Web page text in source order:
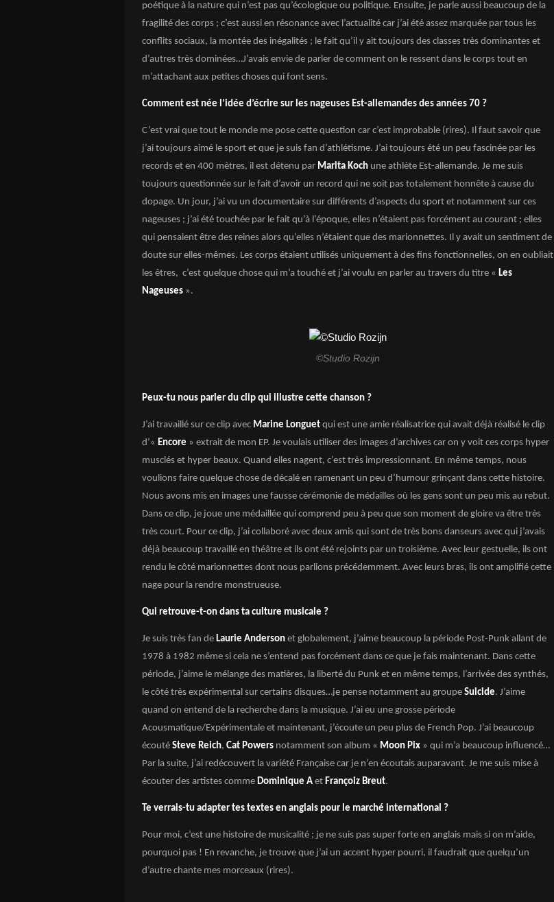
poétique à la nature qui n’est pas qu’écologique ou politique. Ensuite, je parle aussi beaucoup de la
fragilité des corps ; c’est aussi en résonance avec l’actualité car j’ai été assez marquée par tous les
conflits sociaux, la montée des inégalités ; le fait qu’il y ait toujours des classes très dominantes et
d’autres très dominées…J’avais envie de parler de comment on le ressent dans le corps tout en
m’attachant aux petites choses qui font sens.
Comment est née l’idée d’écrire sur les nageuses Est-allemandes des années 70 ?
C’est vrai que tout le monde me pose cette question car c’est improbable (rires). Il faut savoir que
j’ai toujours aimé le sport et que je suis fan d’athlétisme. J’ai toujours été un peu fascinée par les
records et en 400 mètres, il est détenu par Marita Koch une athlète Est-allemande. Je me suis
toujours questionnée sur le fait d’avoir un record qui ne soit pas totalement honnête à cause du
dopage. Un jour, j’ai vu un documentaire sur différents d’aspects du sport et notamment sur ces
nageuses ; j’ai été touchée par le fait qu’à l’époque, elles n’étaient pas forcément au courant ; elles
qui pensaient être des reines alors qu’elles n’étaient que des marionnettes. Il y avait un sentiment de
doute sur elles-mêmes. Les corps étaient utilisés uniquement à des fins fonctionnelles, on en oubliait
les êtres, c’est quelque chose qui m’a touché et j’ai voulu en parler au travers du titre « Les
Nageuses ».
©Studio Rozijn
Peux-tu nous parler du clip qui illustre cette chanson ?
J’ai travaillé sur ce clip avec Marine Longuet qui est une amie réalisatrice qui avait déjà réalisé le clip
d’« Encore » extrait de mon EP. Je voulais utiliser des images d’archives car on y voit ces corps hyper
musclés et hyper beaux. Quand elles nagent, c’est très impressionnant. En même temps, nous
voulions faire quelque chose de décalé en ramenant un peu d’humour grinçant dans cette histoire.
Nous avons mis en images une fausse cérémonie de médailles où les gens sont un peu mis au rebut.
Dans ce clip, je joue une médaillée qui comprend peu à peu que son moment de gloire va être très
très court. Pour ce clip, j’ai collaboré avec deux amis qui sont de très bons danseurs avec qui j’avais
déjà beaucoup travaillé en théâtre et ils ont été rejoints par un troisième. Avec leur gestuelle, ils ont
rendu le côté marionnettes dont nous parlions précédemment. Avec leurs bras, ils ont amplifié cette
nage pour la rendre monstrueuse.
Qui retrouve-t-on dans ta culture musicale ?
Je suis très fan de Laurie Anderson et globalement, j’aime beaucoup la période Post-Punk allant de
1978 à 1982 même si cela ne s’entend pas forcément dans ce que je fais maintenant. Dans cette
période, j’aime le mélange des matières, la liberté du Punk et en même temps, l’arrivée des synthés,
le côté très expérimental sur certains disques…je pense notamment au groupe Suicide. J’aime
quand on entend de la recherche dans la musique. J’ai eu une grosse période
Acousmatique/Expérimentale et maintenant, j’écoute un peu plus de French Pop. J’ai beaucoup
écouté Steve Reich, Cat Powers notamment son album « Moon Pix » qui m’a beaucoup influencé…
Par la suite, j’ai redécouvert la variété Française car je n’en écoutais auparavant. Je me suis mise à
écouter des artistes comme Dominique A et Françoiz Breut.
Te verrais-tu adapter tes textes en anglais pour le marché international ?
Pour moi, c’est une histoire de musicalité ; je ne suis pas super forte en anglais mais si on m’aide,
pourquoi pas ! En revanche, je trouve que j’ai un accent hyper pourri, il faudrait que quelqu’un
d’autre chante mes morceaux (rires).